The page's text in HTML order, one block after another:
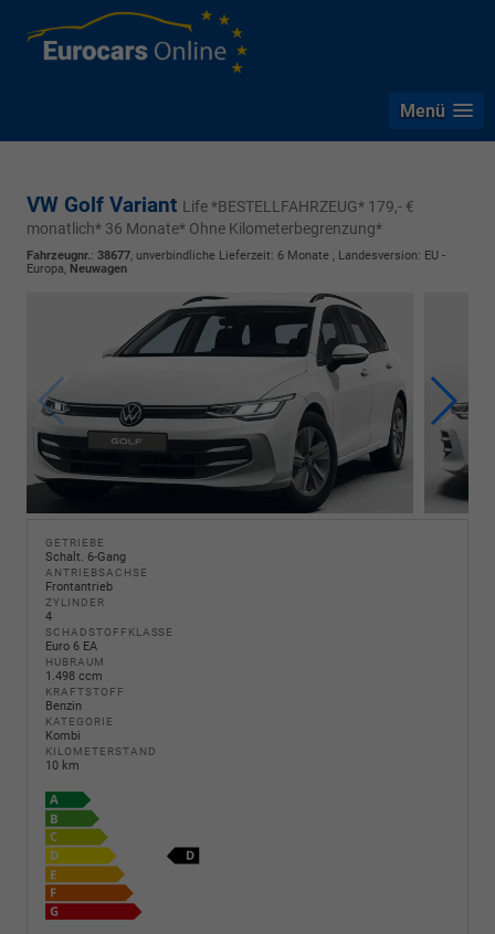
Menü
VW Golf Variant Life *BESTELLFAHRZEUG* 179,- €
monatlich* 36 Monate* Ohne Kilometerbegrenzung*
Fahrzeugnr.: 38677, unverbindliche Lieferzeit: 6 Monate , Landesversion: EU -
Europa, Neuwagen
GETRIEBE
Schalt. 6-Gang
ANTRIEBSACHSE
Frontantrieb
ZYLINDER
4
SCHADSTOFFKLASSE
Euro 6 EA
HUBRAUM
1.498 ccm
KRAFTSTOFF
Benzin
KATEGORIE
Kombi
KILOMETERSTAND
10 km